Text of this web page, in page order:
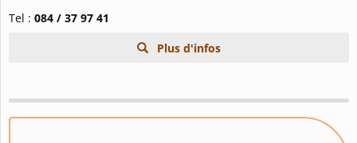
Tel : 084 / 37 97 41
Plus d'infos